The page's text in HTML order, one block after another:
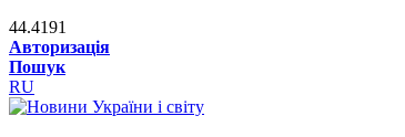
44.4191
Авторизація
Пошук
RU